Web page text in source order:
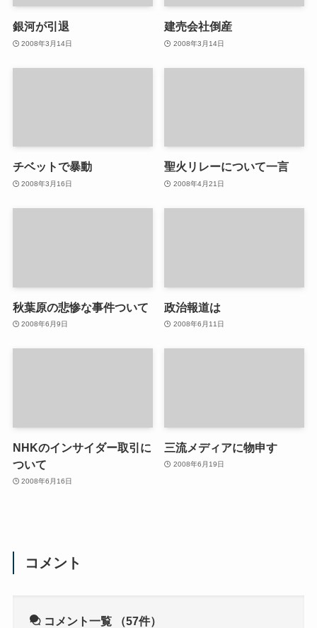
銀河が引退
2008年3月14日
建売会社倒産
2008年3月14日
チベットで暴動
2008年3月16日
聖火リレーについて一言
2008年4月21日
秋葉原の悲惨な事件ついて
2008年6月9日
政治報道は
2008年6月11日
NHKのインサイダー取引に
ついて
2008年6月16日
三流メディアに物申す
2008年6月19日
コメント
コメント一覧 （57件）